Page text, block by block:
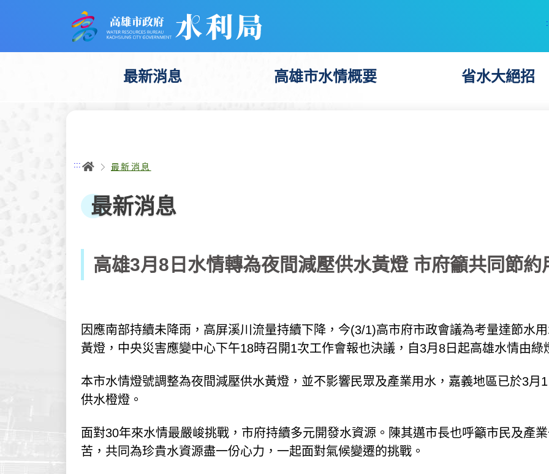
容
最新消息 高雄市水情概要 省水大絕招
::: 首頁最新消息
最新消息
高雄3月8日水情轉為夜間減壓供水黃燈 市府籲共同節約
因應南部持續未降雨，高屏溪川流量持續下降，今(3/1)高市府市政會議為考量達節水
黃燈，中央災害應變中心下午18時召開1次工作會報也決議，自3月8日起高雄水情由
本市水情燈號調整為夜間減壓供水黃燈，並不影響民眾及產業用水，嘉義地區已於3月
供水橙燈。
面對30年來水情最嚴峻挑戰，市府持續多元開發水資源。陳其邁市長也呼籲市民及產
苦，共同為珍貴水資源盡一份心力，一起面對氣候變遷的挑戰。